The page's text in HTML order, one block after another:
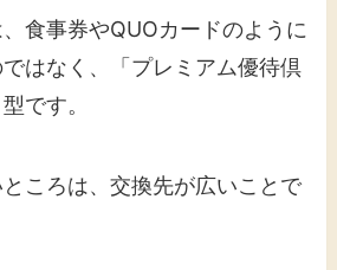
食事券やQUOカードのように
はなく、「プレミアム優待倶
です。
ころは、交換先が広いことで